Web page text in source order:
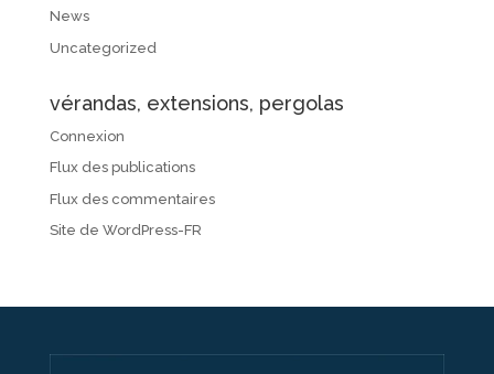
News
Uncategorized
vérandas, extensions, pergolas
Connexion
Flux des publications
Flux des commentaires
Site de WordPress-FR